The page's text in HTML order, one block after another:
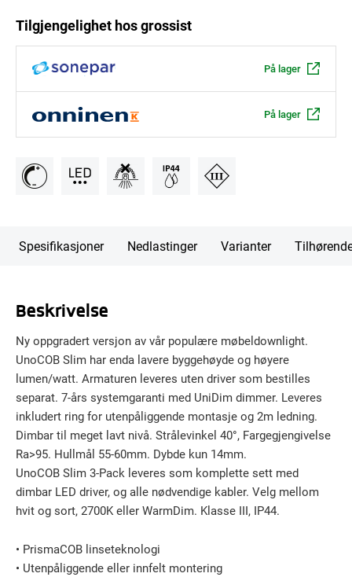
Tilgjengelighet hos grossist
På lager
På lager
Spesifikasjoner Nedlastinger Varianter
Beskrivelse
Ny oppgradert versjon av vår populære møbeldownlight.
UnoCOB Slim har enda lavere byggehøyde og høyere
lumen/watt. Armaturen leveres uten driver som bestilles
separat. 7-års systemgaranti med UniDim dimmer. Leveres
inkludert ring for utenpåliggende montasje og 2m ledning.
Dimbar til meget lavt nivå. Strålevinkel 40°, Fargegjengivelse
Ra>95. Hullmål 55-60mm. Dybde kun 14mm.
UnoCOB Slim 3-Pack leveres som komplette sett med
dimbar LED driver, og alle nødvendige kabler. Velg mellom
hvit og sort, 2700K eller WarmDim. Klasse III, IP44.
• PrismaCOB linseteknologi
• Utenpåliggende eller innfelt montering